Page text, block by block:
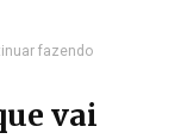
fazendo
vai